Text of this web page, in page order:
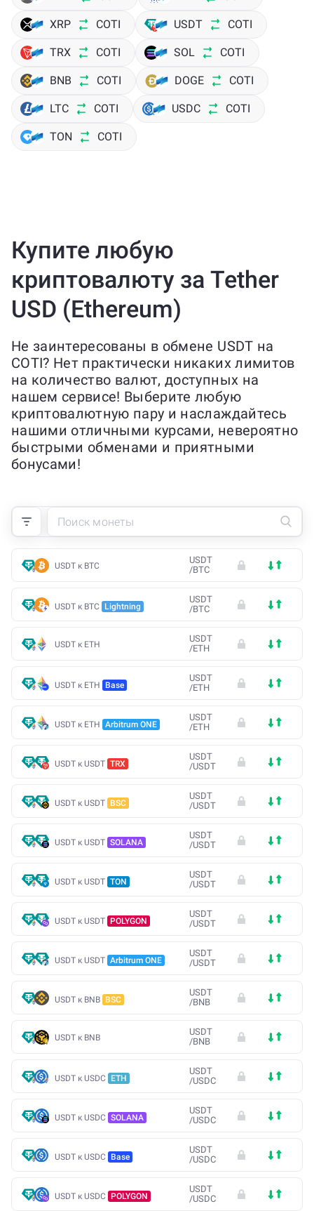
XRP COTI USDT COTI
TRX COTI SOL COTI
BNB COTI DOGE COTI
LTC COTI USDC COTI
TON COTI
Купите любую
криптовалюту за Tether
USD (Ethereum)
Не заинтересованы в обмене USDT на
COTI? Нет практически никаких лимитов
на количество валют, доступных на
нашем сервисе! Выберите любую
криптовалютную пару и наслаждайтесь
нашими отличными курсами, невероятно
быстрыми обменами и приятными
бонусами!
USDT к BTC
USDT
/BTC
USDT к BTC Lightning
USDT
/BTC
USDT к ETH
USDT
/ETH
USDT к ETH Base
USDT
/ETH
USDT к ETH Arbitrum ONE
USDT
/ETH
USDT к USDT TRX
USDT
/USDT
USDT к USDT BSC
USDT
/USDT
USDT к USDT SOLANA
USDT
/USDT
USDT к USDT TON
USDT
/USDT
USDT к USDT POLYGON
USDT
/USDT
USDT к USDT Arbitrum ONE
USDT
/USDT
USDT к BNB BSC
USDT
/BNB
USDT к BNB
USDT
/BNB
USDT к USDC ETH
USDT
/USDC
USDT к USDC SOLANA
USDT
/USDC
USDT к USDC Base
USDT
/USDC
USDT к USDC POLYGON
USDT
/USDC